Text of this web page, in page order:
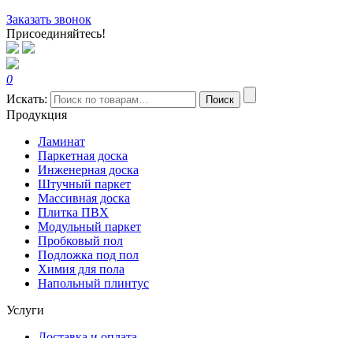
Заказать звонок
Присоединяйтесь!
0
Искать:
Поиск
Продукция
Ламинат
Паркетная доска
Инженерная доска
Штучный паркет
Массивная доска
Плитка ПВХ
Модульный паркет
Пробковый пол
Подложка под пол
Химия для пола
Напольный плинтус
Услуги